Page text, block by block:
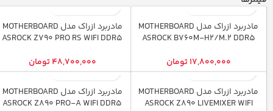
مادربرد ازراک مدل MOTHERBOARD
ASROCK B760M-H2/M.2 DDR5
۱۷,۸۰۰,۰۰۰تومان
مادربرد ازراک مدل MOTHERBOARD
ASROCK Z790 PRO RS WIFI DDR5
۴۸,۷۰۰,۰۰۰تومان
اتمام موجودی
مادربرد ازراک مدل MOTHERBOARD
ASROCK Z890 LIVEMIXER WIFI
اتمام موجودی
مادربرد ازراک مدل MOTHERBOARD
ASROCK Z890 PRO-A WIFI DDR5